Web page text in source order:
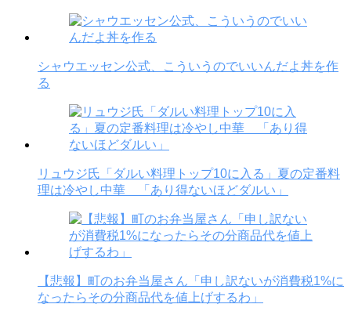
シャウエッセン公式、こういうのでいいんだよ丼を作
る
リュウジ氏「ダルい料理トップ10に入る」夏の定番料
理は冷やし中華 「あり得ないほどダルい」
【悲報】町のお弁当屋さん「申し訳ないが消費税1%に
なったらその分商品代を値上げするわ」